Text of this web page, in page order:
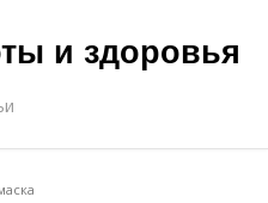
и здоровья